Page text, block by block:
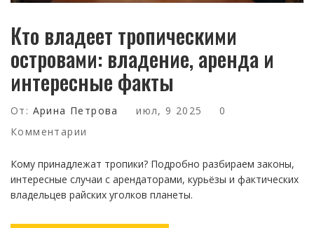
Кто владеет тропическими
островами: владение, аренда и
интересные факты
От: Арина Петрова июл, 9 2025
0
Комментарии
Кому принадлежат тропики? Подробно разбираем законы,
интересные случаи с арендаторами, курьёзы и фактических
владельцев райских уголков планеты.